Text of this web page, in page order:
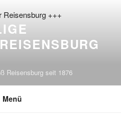
Reisensburg seit 1876
Menü